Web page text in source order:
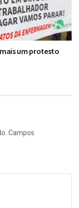
um protesto
Campos